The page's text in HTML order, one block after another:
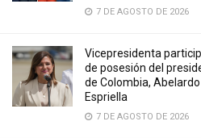
7 DE AGOSTO DE 2026
Vicepresidenta
de posesión del
de Colombia,
Espriella
7 DE AGOSTO DE 2026